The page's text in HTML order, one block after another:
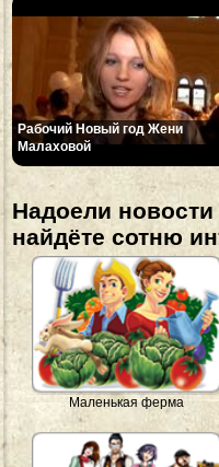
Рабочий Новый год Жени
Малаховой
Надоели
найдёте сотню
Маленькая ферма